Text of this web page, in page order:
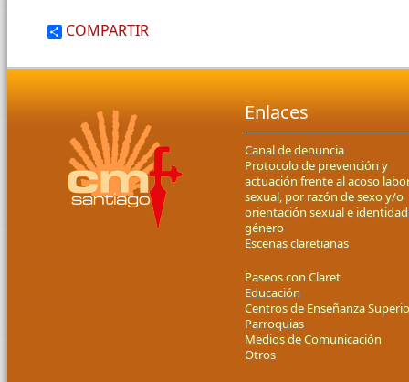
COMPARTIR
Enlaces
Canal de denuncia
Protocolo de prevención y
actuación frente al acoso
sexual, por razón de sexo y/o
orientación sexual e
género
Escenas claretianas
Paseos con Claret
Educación
Centros de Enseñanza
Parroquias
Medios de Comunicación
Otros